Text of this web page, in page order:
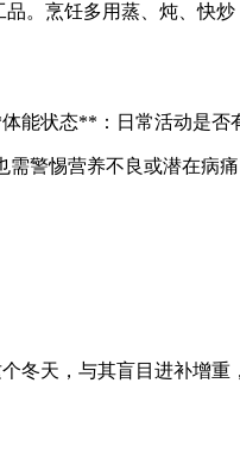
。烹饪多用蒸、炖、快
能状态**：日常活动是
警惕营养不良或潜在病痛
冬天，与其盲目进补